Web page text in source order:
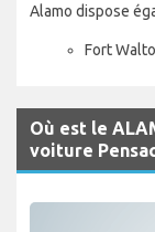
Alamo dispose
Fort
Où est le
voiture